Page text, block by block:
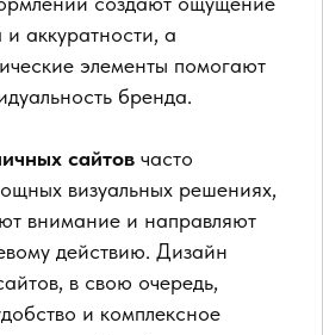
и заметные
— всё это помогает
и
— это
создать сайт,
для
реальные результаты
и повышения
от того, нужен ли